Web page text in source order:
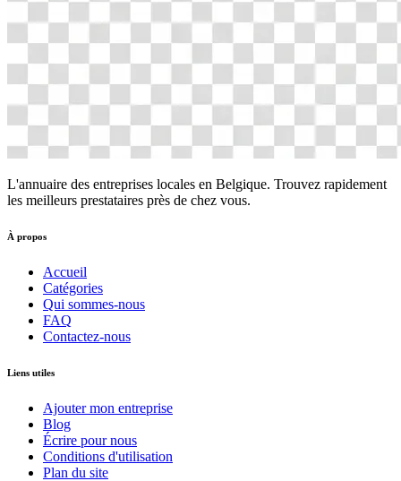
L'annuaire des entreprises locales en Belgique. Trouvez rapidement
les meilleurs prestataires près de chez vous.
À propos
Accueil
Catégories
Qui sommes-nous
FAQ
Contactez-nous
Liens utiles
Ajouter mon entreprise
Blog
Écrire pour nous
Conditions d'utilisation
Plan du site